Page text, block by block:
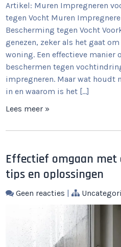
Artikel: Muren Impregneren
tegen Vocht Muren
Bescherming tegen Vocht
genezen, zeker als het gaat
woning. Een effectieve manier
beschermen tegen
impregneren. Maar wat houdt
in en waarom is het […]
Lees meer »
Effectief omgaan met
tips en oplossingen
Geen reacties |